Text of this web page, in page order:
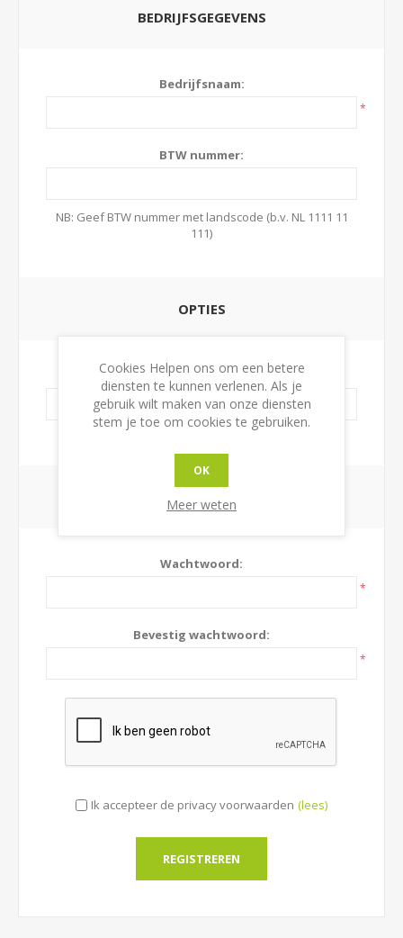
BEDRIJFSGEGEVENS
Bedrijfsnaam:
*
BTW nummer:
NB: Geef BTW nummer met landscode (b.v. NL 1111 11
111)
OPTIES
Telefoonnummer:
UW WACHTWOORD
Wachtwoord:
*
Bevestig wachtwoord:
*
Ik accepteer de privacy voorwaarden (lees)
Cookies Helpen ons om een betere
diensten te kunnen verlenen. Als je
gebruik wilt maken van onze diensten
stem je toe om cookies te gebruiken.
OK
Meer weten